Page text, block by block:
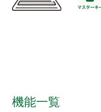
機能一覧